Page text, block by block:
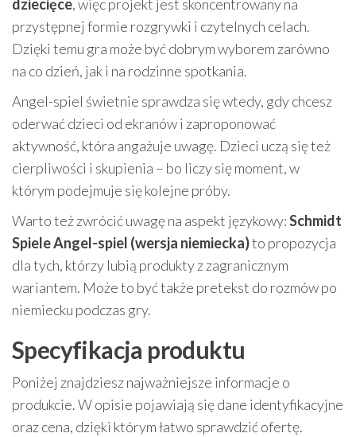
dziecięce, więc projekt jest skoncentrowany na
przystępnej formie rozgrywki i czytelnych celach.
Dzięki temu gra może być dobrym wyborem zarówno
na co dzień, jak i na rodzinne spotkania.
Angel-spiel świetnie sprawdza się wtedy, gdy chcesz
oderwać dzieci od ekranów i zaproponować
aktywność, która angażuje uwagę. Dzieci uczą się też
cierpliwości i skupienia – bo liczy się moment, w
którym podejmuje się kolejne próby.
Warto też zwrócić uwagę na aspekt językowy:Schmidt
Spiele Angel-spiel (wersja niemiecka)to propozycja
dla tych, którzy lubią produkty z zagranicznym
wariantem. Może to być także pretekst do rozmów po
niemiecku podczas gry.
Specyfikacja produktu
Poniżej znajdziesz najważniejsze informacje o
produkcie. W opisie pojawiają się dane identyfikacyjne
oraz cena, dzięki którym łatwo sprawdzić ofertę.